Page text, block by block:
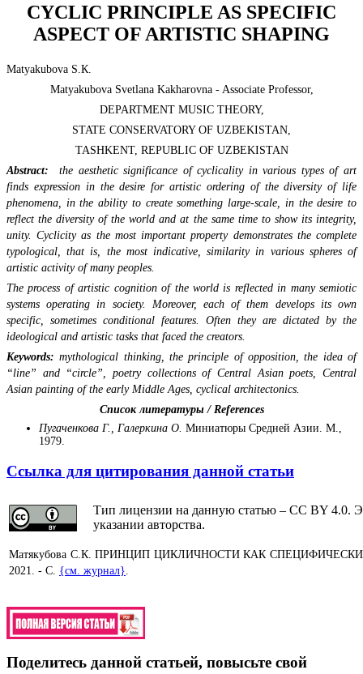
CYCLIC PRINCIPLE AS SPECIFIC
ASPECT OF ARTISTIC SHAPING
Matyakubova S.К.
Matyakubova Svetlana Kakharovna - Associate Professor,
DEPARTMENT MUSIC THEORY,
STATE CONSERVATORY OF UZBEKISTAN,
TASHKENT, REPUBLIC OF UZBEKISTAN
Abstract:
the aesthetic significance of cyclicality in various types of art
finds expression in the desire for artistic ordering of the diversity of life
phenomena, in the ability to create something large-scale, in the desire to
reflect the diversity of the world and at the same time to show its integrity,
unity. Cyclicity as the most important property demonstrates the complete
typological, that is, the most indicative, similarity in various spheres of
artistic activity of many peoples.
The process of artistic cognition of the world is reflected in many semiotic
systems operating in society. Moreover, each of them develops its own
specific, sometimes conditional features. Often they are dictated by the
ideological and artistic tasks that faced the creators.
Keywords: mythological thinking, the principle of opposition, the idea of
“line” and “circle”, poetry collections of Central Asian poets, Central
Asian painting of the early Middle Ages, cyclical architectonics.
Список литературы / References
Пугаченкова Г., Галеркина О. Миниатюры Средней Азии. М.,
1979.
Ссылка для цитирования данной статьи
Тип лицензии на данную статью – CC BY 4.0.
указании авторства.
Матякубова С.К. ПРИНЦИП ЦИКЛИЧНОСТИ КАК
2021. - С. {см. журнал}
Поделитесь данной статьей, повысьте свой